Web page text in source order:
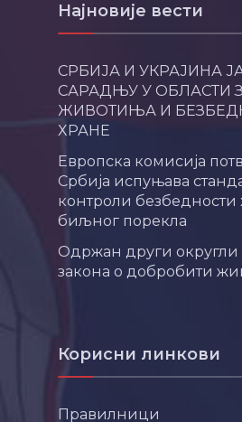
Најновије вести
СРБИЈА И УКРАЈИНА
САРАДЊУ У ОБЛАСТИ
ЖИВОТИЊА И
ХРАНЕ
Европска комисија
Србија испуњава
контроли безбедности
биљног порекла
Одржан други округли
закона о добробити
Корисни линкови
Правилници